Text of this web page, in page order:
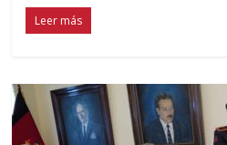
Leer más